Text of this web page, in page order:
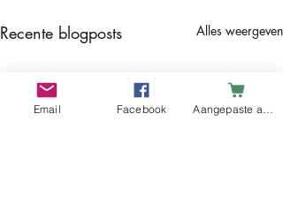
Recente blogposts Alles weergeven
Email Facebook